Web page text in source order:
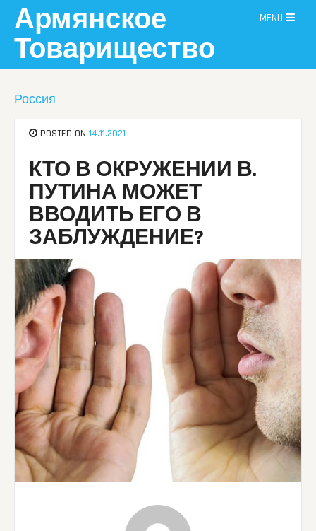
content
Армянское
Товарищество
MENU
Россия
POSTED ON14.11.2021
КТО В ОКРУЖЕНИИ В.
ПУТИНА МОЖЕТ
ВВОДИТЬ ЕГО В
ЗАБЛУЖДЕНИЕ?